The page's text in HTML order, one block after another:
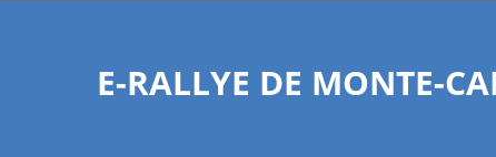
E-RALLYE DE MONTE-